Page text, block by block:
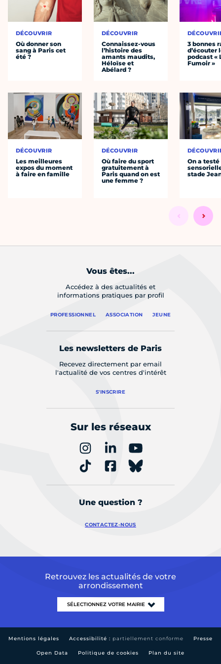
DÉCOUVRIR
Où donner son
sang à Paris cet
été ?
DÉCOUVRIR
Les meilleures
expos du moment
à faire en famille
DÉCOUVRIR
Connaissez-vous
l’histoire des
amants maudits,
Héloïse et
Abélard ?
DÉCOUVRIR
Où faire du sport
gratuitement à
Paris quand on est
une femme ?
3 bonnes
d’écouter
podcast «
Fumoir »
On a
stade
Vous êtes...
Accédez à des actualités et
informations pratiques par profil
PROFESSIONNEL ASSOCIATION JEUNE
Les newsletters de Paris
Recevez directement par email
l'actualité de vos centres d'intérêt
S'INSCRIRE
Sur les réseaux
Une question ?
CONTACTEZ-NOUS
Retrouvez les actualités de votre
arrondissement
Mentions légales Accessibilité : partiellement conforme Presse
Open Data Politique de cookies Plan du site